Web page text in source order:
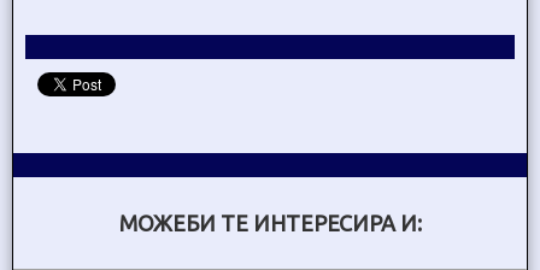
МОЖЕБИ ТЕ ИНТЕРЕСИРА И: